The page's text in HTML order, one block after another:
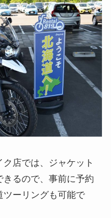
店では、ジャケット
るので、事前に予約
ツーリングも可能で